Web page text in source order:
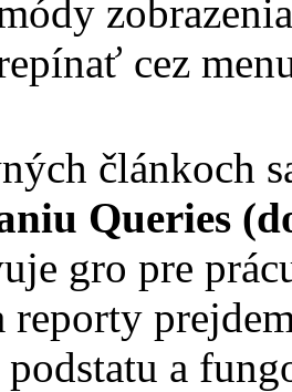
cez
článkoch
Queries
gro pre
reporty
a